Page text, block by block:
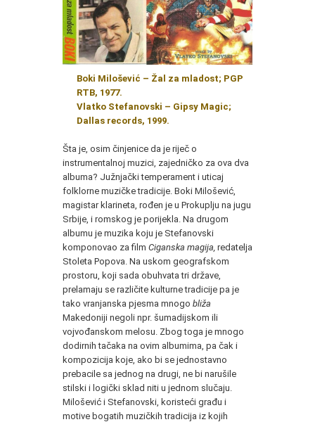
Boki Milošević – Žal za mladost; PGP
RTB, 1977.
Vlatko Stefanovski – Gipsy Magic;
Dallas records, 1999.
Šta je, osim činjenice da je riječ o
instrumentalnoj muzici, zajedničko za ova dva
albuma? Južnjački temperament i uticaj
folklorne muzičke tradicije. Boki Milošević,
magistar klarineta, rođen je u Prokuplju na jugu
Srbije, i romskog je porijekla. Na drugom
albumu je muzika koju je Stefanovski
komponovao za film Ciganska magija, redatelja
Stoleta Popova. Na uskom geografskom
prostoru, koji sada obuhvata tri države,
prelamaju se različite kulturne tradicije pa je
tako vranjanska pjesma mnogo bliža
Makedoniji negoli npr. šumadijskom ili
vojvođanskom melosu. Zbog toga je mnogo
dodirnih tačaka na ovim albumima, pa čak i
kompozicija koje, ako bi se jednostavno
prebacile sa jednog na drugi, ne bi narušile
stilski i logički sklad niti u jednom slučaju.
Milošević i Stefanovski, koristeći građu i
motive bogatih muzičkih tradicija iz kojih